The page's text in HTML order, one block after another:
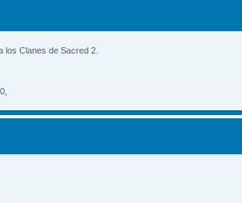
los Clanes de Sacred 2.